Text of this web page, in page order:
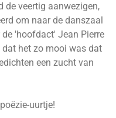
de veertig aanwezigen,
om naar de danszaal
'hoofdact' Jean Pierre
het zo mooi was dat
een zucht van
uurtje!